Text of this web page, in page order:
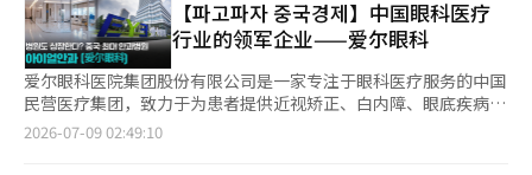
合作关系的基础上，共享了应对全球生物市场环境变化的合作方
案。 根据协议，双方将建立优先供应体系，确保美国市场核心产
品血液制品阿利格罗生产所需的病毒去除过滤器等核心耗材，以应
对全球供应链的波动。 此外，双方还将利用位于仁川松岛的赛蒂
巴亚太快速通道（Fast Trak）中心，扩大对信使核糖核酸
（mRNA）和细胞基因治疗（CGT）工艺优化技术的支持及培训项
目。 GC诺西帕的部门负责人申雄表示：“过去30年与赛蒂巴建立
【파고파자 중국경제】中国眼科医疗
行业的领军企业——爱尔眼科
爱尔眼科医院集团股份有限公司是一家专注于眼科医疗服务的中国
民营医疗集团，致力于为患者提供近视矫正、白内障、眼底疾病、
青光眼等全方位眼科诊疗服务。公司于2002年成立，并于2009年
2026-07-09 02:49:10